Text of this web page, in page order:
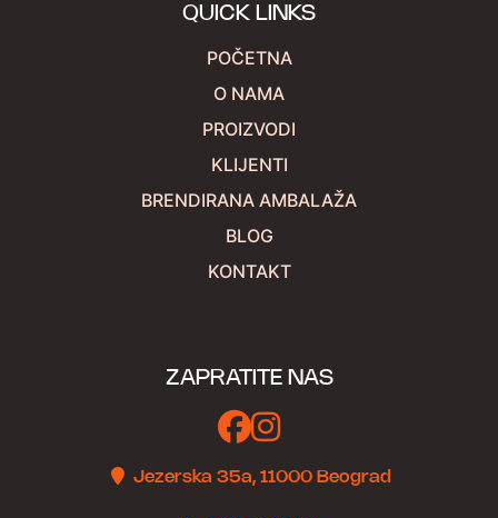
QUICK LINKS
POČETNA
O NAMA
PROIZVODI
KLIJENTI
BRENDIRANA AMBALAŽA
BLOG
KONTAKT
ZAPRATITE NAS
Jezerska 35a, 11000 Beograd